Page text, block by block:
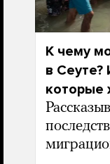
К чему
в Сеуте?
которые